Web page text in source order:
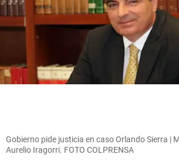
Gobierno pide justicia en caso Orlando Sierra |
Aurelio Iragorri. FOTO COLPRENSA